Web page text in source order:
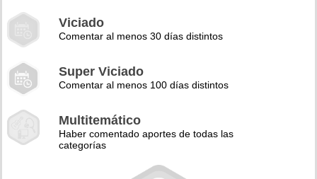
Viciado
Comentar al menos 30 días distintos
Super Viciado
Comentar al menos 100 días distintos
Multitemático
Haber comentado aportes de todas las
categorías